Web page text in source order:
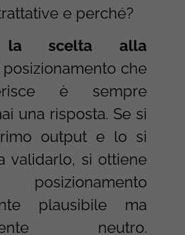
e perché?
la scelta alla
posizionamento che
è sempre
una risposta. Se si
output e lo si
validarlo, si ottiene
plausibile ma
neutro.